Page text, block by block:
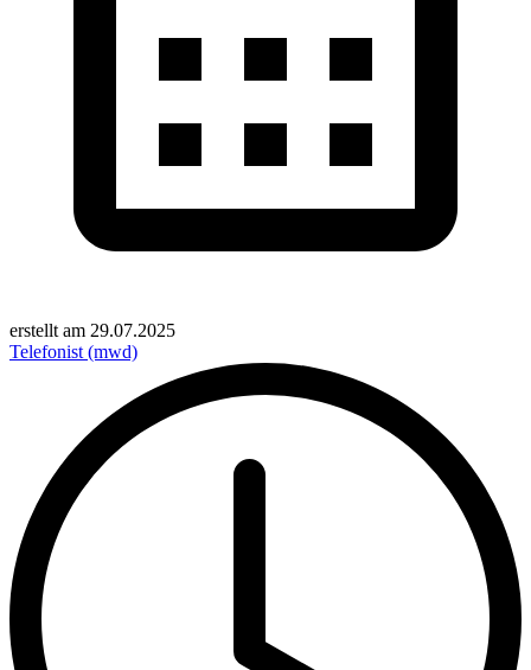
erstellt am 29.07.2025
Telefonist (mwd)